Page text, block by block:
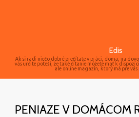
Edis
Ak si radi niečo dobré prečítate v práci, doma, na
vás určite poteší, že také čítanie môžete mať k
ale online magazín, ktorý má pre vás
PENIAZE V DOMÁCOM